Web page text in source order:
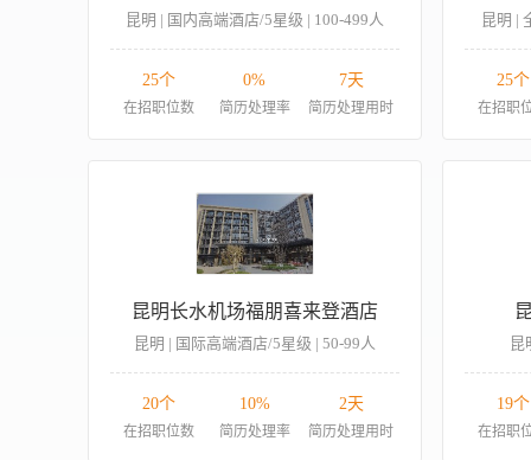
昆明 | 国内高端酒店/5星级 | 100-499人
25个
在招职位数
0%
简历处理率
7天
简历处理用时
昆明 |
25个
在招职
昆明长水机场福朋喜来登酒店
昆明 | 国际高端酒店/5星级 | 50-99人
20个
在招职位数
10%
简历处理率
2天
简历处理用时
昆
19个
在招职